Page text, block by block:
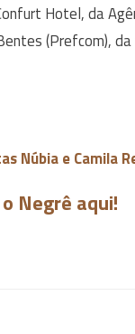
Hotel, da
(Prefcom),
Núbia e Camila
Negrê aqui!